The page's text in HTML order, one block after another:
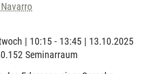
| 10:15 - 13:45 | 13.10.2025
Seminarraum